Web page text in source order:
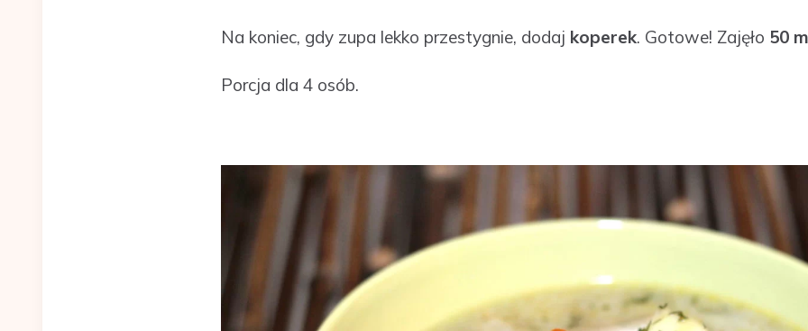
Na koniec, gdy zupa lekko przestygnie, dodaj koperek. Gotowe! Zajęło 50
Porcja dla 4 osób.